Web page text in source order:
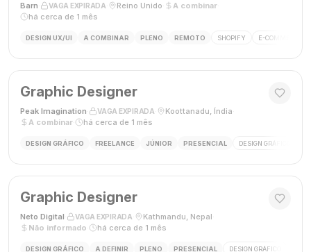
Barn VAGA EXPIRADA Reino Unido A combinar·
há cerca de 1 mês
DESIGN UX/UI A COMBINAR PLENO REMOTO SHOPIFY E-COMMERCE
Graphic Designer
Peak Imagination VAGA EXPIRADA Koottanadu, Índia
A combinar
há cerca de 1 mês
DESIGN GRÁFICO FREELANCE JÚNIOR PRESENCIAL DESIGN GRÁFICO
Graphic Designer
Neto Digital VAGA EXPIRADA Kathmandu, Nepal
Não informado
há cerca de 1 mês
DESIGN GRÁFICO A DEFINIR PLENO PRESENCIAL DESIGN GRÁFICO